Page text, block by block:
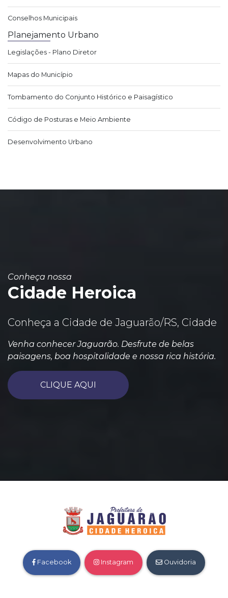
Conselhos Municipais
Planejamento Urbano
Legislações - Plano Diretor
Mapas do Município
Tombamento do Conjunto Histórico e Paisagístico
Código de Posturas e Meio Ambiente
Desenvolvimento Urbano
Conheça nossa
Cidade Heroica
Conheça a Cidade de Jaguarão/RS, Cidade
Venha conhecer Jaguarão. Desfrute de belas
paisagens, boa hospitalidade e nossa rica história.
CLIQUE AQUI
Facebook Instagram Ouvidoria